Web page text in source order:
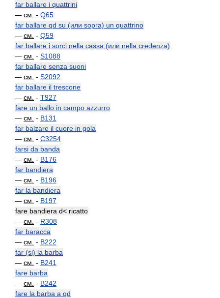
far ballare i quattrini
— см. - Q65
far ballare qd su (или sopra) un quattrino
— см. - Q59
far ballare i sorci nella cassa (или nella credenza)
— см. - S1088
far ballare senza suoni
— см. - S2092
far ballare il trescone
— см. - T927
fare un ballo in campo azzurro
— см. - B131
far balzare il cuore in gola
— см. - C3254
farsi da banda
— см. - B176
far bandiera
— см. - B196
far la bandiera
— см. - B197
fare bandiera d< ricatto
— см. - R308
far baracca
— см. - B222
far (si) la barba
— см. - B241
fare barba
— см. - B242
fare la barba a qd